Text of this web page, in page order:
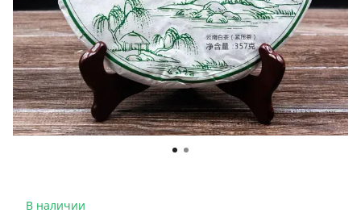
В наличии